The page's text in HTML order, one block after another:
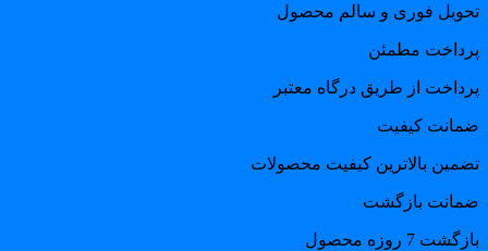
فوری و سالم محصول
مطمئن
از طریق درگاه معتبر
کیفیت
بالاترین کیفیت محصولات
بازگشت
7 روزه محصول